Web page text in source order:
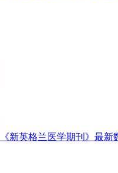
《新英格兰医学期刊》最